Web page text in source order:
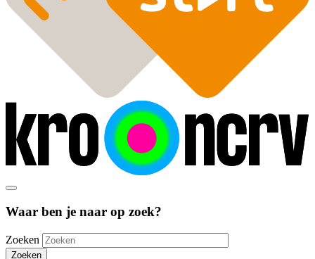
Waar ben je naar op zoek?
Zoeken
Zoeken